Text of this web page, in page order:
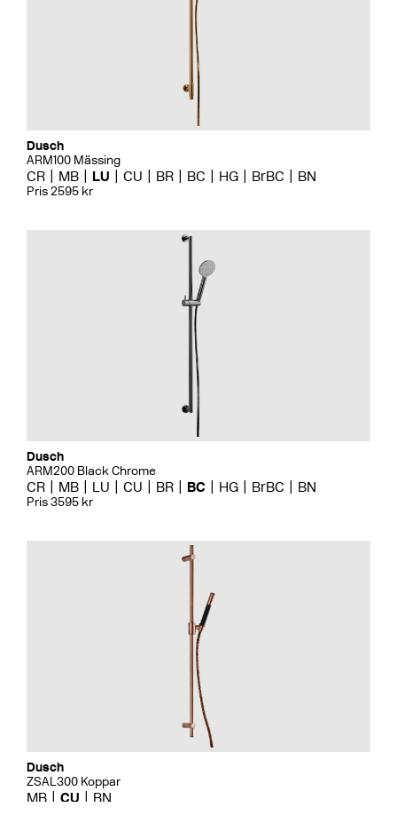
Dusch
ARM100 Mässing
CR MB LU CU BR BC HG BrBC BN
Pris 2595 kr
Dusch
ARM200 Black Chrome
CR MB LU CU BR BC HG BrBC BN
Pris 3595 kr
Dusch
ZSAL300 Koppar
MB CU BN